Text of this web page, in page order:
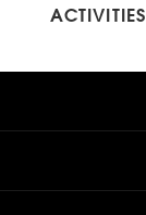
ACTIVITIES